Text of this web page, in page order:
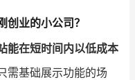
业的小公司？
能在短时间内以低成本
需基础展示功能的场